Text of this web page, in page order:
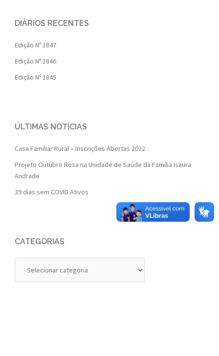
DIÁRIOS RECENTES
Edição Nº 1847
Edição Nº 1846
Edição Nº 1845
ÚLTIMAS NOTÍCIAS
Casa Familiar Rural – Inscrições Abertas 2022
Projeto Outubro Rosa na Unidade de Saúde da Família Isaura
Andrade
39 dias sem COVID Ativos
CATEGORIAS